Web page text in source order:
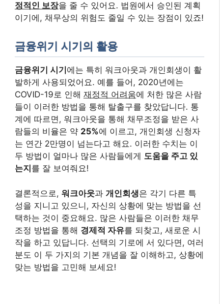
정적인 보장을 줄 수 있어요. 법원에서 승인된 계획
이기에, 채무상의 위험도 줄일 수 있는 장점이 있죠!
금융위기 시기의 활용
금융위기 시기 에는 특히 워크아웃과 개인회생이 활
발하게 사용되었어요. 예를 들어, 2020년에는
COVID-19로 인해 재정적 어려움에 처한 많은 사람
들이 이러한 방법을 통해 탈출구를 찾았답니다. 통
계에 따르면, 워크아웃을 통해 채무조정을 받은 사
람들의 비율은 약 25%에 이르고, 개인회생 신청자
는 연간 2만명이 넘는다고 해요. 이러한 수치는 이
두 방법이 얼마나 많은 사람들에게 도움을 주고 있
는지 를 잘 보여줘요!
결론적으로, 워크아웃과 개인회생은 각기 다른 특
성을 지니고 있으니, 자신의 상황에 맞는 방법을 선
택하는 것이 중요해요. 많은 사람들은 이러한 채무
조정 방법을 통해 경제적 자유를 되찾고, 새로운 시
작을 하고 있답니다. 선택의 기로에 서 있다면, 여러
분도 이 두 가지의 기본 개념을 잘 이해하고, 상황에
맞는 방법을 고민해 보세요!